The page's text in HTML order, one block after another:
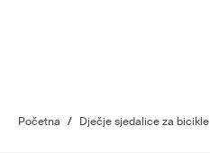
Početna / Dječje sjedalice za bicikle